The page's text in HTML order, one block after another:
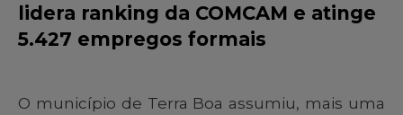
lidera ranking da COMCAM e atinge
5.427 empregos formais
O município de Terra Boa assumiu, mais uma